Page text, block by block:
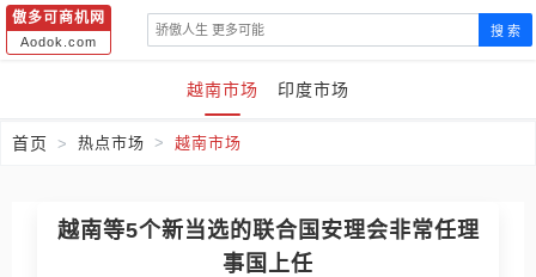
傲多可商机网
Aodok.com
搜 索
越南市场 印度市场
首页 热点市场 越南市场
越南等5个新当选的联合国安理会非常任理
事国上任